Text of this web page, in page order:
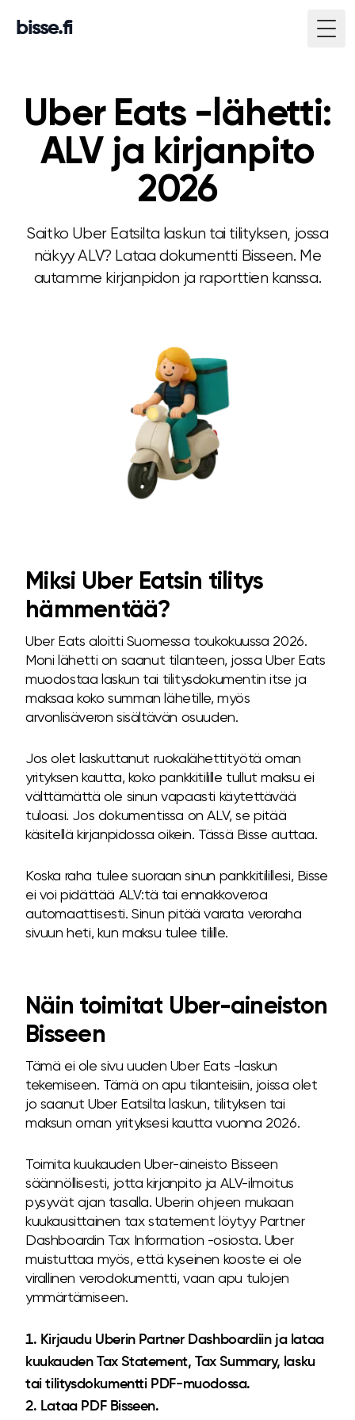
bisse.fi
Uber Eats -lähetti:
ALV ja kirjanpito
2026
Saitko Uber Eatsilta laskun tai tilityksen, jossa
näkyy ALV? Lataa dokumentti Bisseen. Me
autamme kirjanpidon ja raporttien kanssa.
Miksi Uber Eatsin tilitys
hämmentää?
Uber Eats aloitti Suomessa toukokuussa 2026.
Moni lähetti on saanut tilanteen, jossa Uber Eats
muodostaa laskun tai tilitysdokumentin itse ja
maksaa koko summan lähetille, myös
arvonlisäveron sisältävän osuuden.
Jos olet laskuttanut ruokalähettityötä oman
yrityksen kautta, koko pankkitilille tullut maksu ei
välttämättä ole sinun vapaasti käytettävää
tuloasi. Jos dokumentissa on ALV, se pitää
käsitellä kirjanpidossa oikein. Tässä Bisse auttaa.
Koska raha tulee suoraan sinun pankkitilillesi, Bisse
ei voi pidättää ALV:tä tai ennakkoveroa
automaattisesti. Sinun pitää varata veroraha
sivuun heti, kun maksu tulee tilille.
Näin toimitat Uber-aineiston
Bisseen
Tämä ei ole sivu uuden Uber Eats -laskun
tekemiseen. Tämä on apu tilanteisiin, joissa olet
jo saanut Uber Eatsilta laskun, tilityksen tai
maksun oman yrityksesi kautta vuonna 2026.
Toimita kuukauden Uber-aineisto Bisseen
säännöllisesti, jotta kirjanpito ja ALV-ilmoitus
pysyvät ajan tasalla. Uberin ohjeen mukaan
kuukausittainen tax statement löytyy Partner
Dashboardin Tax Information -osiosta. Uber
muistuttaa myös, että kyseinen kooste ei ole
virallinen verodokumentti, vaan apu tulojen
ymmärtämiseen.
Kirjaudu Uberin Partner Dashboardiin ja lataa
kuukauden Tax Statement, Tax Summary, lasku
tai tilitysdokumentti PDF-muodossa.
Lataa PDF Bisseen.